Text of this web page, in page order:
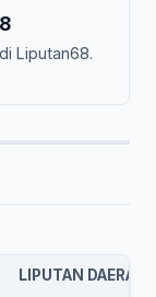
Liputan68.
LIPUTAN DAERAH